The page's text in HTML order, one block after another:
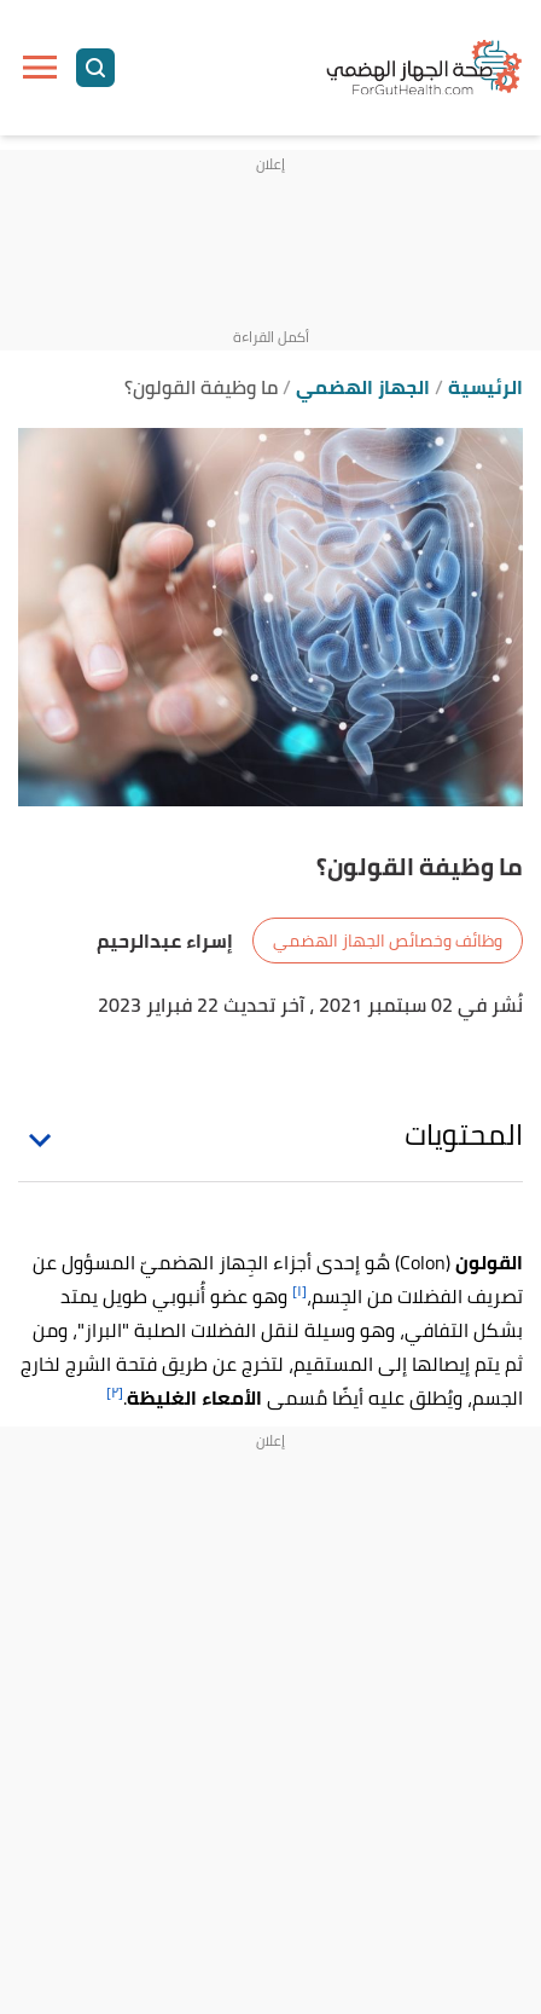
الرئيسية الجهاز الهضمي ما وظيفة القولون؟
ما وظيفة القولون؟
وظائف وخصائص الجهاز الهضمي
إسراء عبدالرحيم
نُشر في 02 سبتمبر 2021
، آخر تحديث 22 فبراير 2023
المحتويات
القولون
(Colon) هُو إحدى أجزاء الجِهاز الهضميّ المسؤول عن
تصريف الفضلات من الجِسم،[١] وهو عضو أُنبوبي طويل يمتد
بشكل التفافي، وهو وسيلة لنقل الفضلات الصلبة "البراز"، ومن
ثم يتم إيصالها إلى المستقيم، لتخرج عن طريق فتحة الشرج لخارج
الجسم، ويُطلق عليه أيضًا مُسمىالأمعاء الغليظة.[٢]